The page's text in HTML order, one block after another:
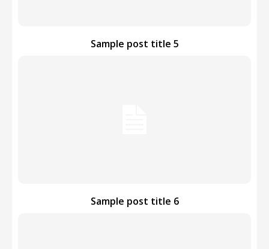
Sample post title 5
Sample post title 6